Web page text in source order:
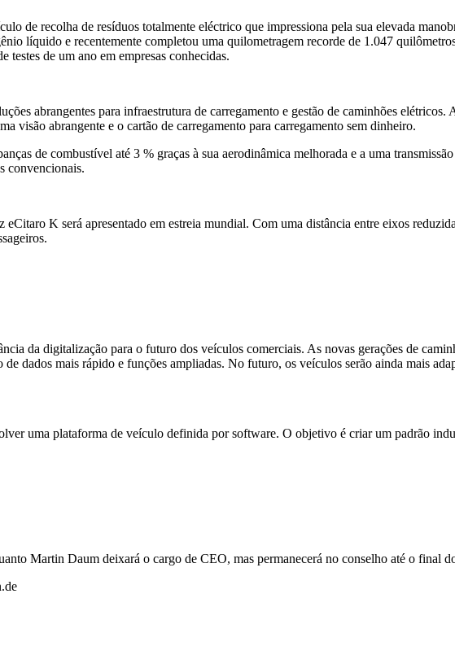
de recolha de resíduos totalmente eléctrico que impressiona pela sua elevada
líquido e recentemente completou uma quilometragem recorde de 1.047
testes de um ano em empresas conhecidas.
abrangentes para infraestrutura de carregamento e gestão de caminhões
visão abrangente e o cartão de carregamento para carregamento sem dinheiro.
de combustível até 3 % graças à sua aerodinâmica melhorada e a uma
convencionais.
K será apresentado em estreia mundial. Com uma distância entre eixos
da digitalização para o futuro dos veículos comerciais. As novas gerações de
dados mais rápido e funções ampliadas. No futuro, os veículos serão ainda mais
uma plataforma de veículo definida por software. O objetivo é criar um padrão
Martin Daum deixará o cargo de CEO, mas permanecerá no conselho até o final